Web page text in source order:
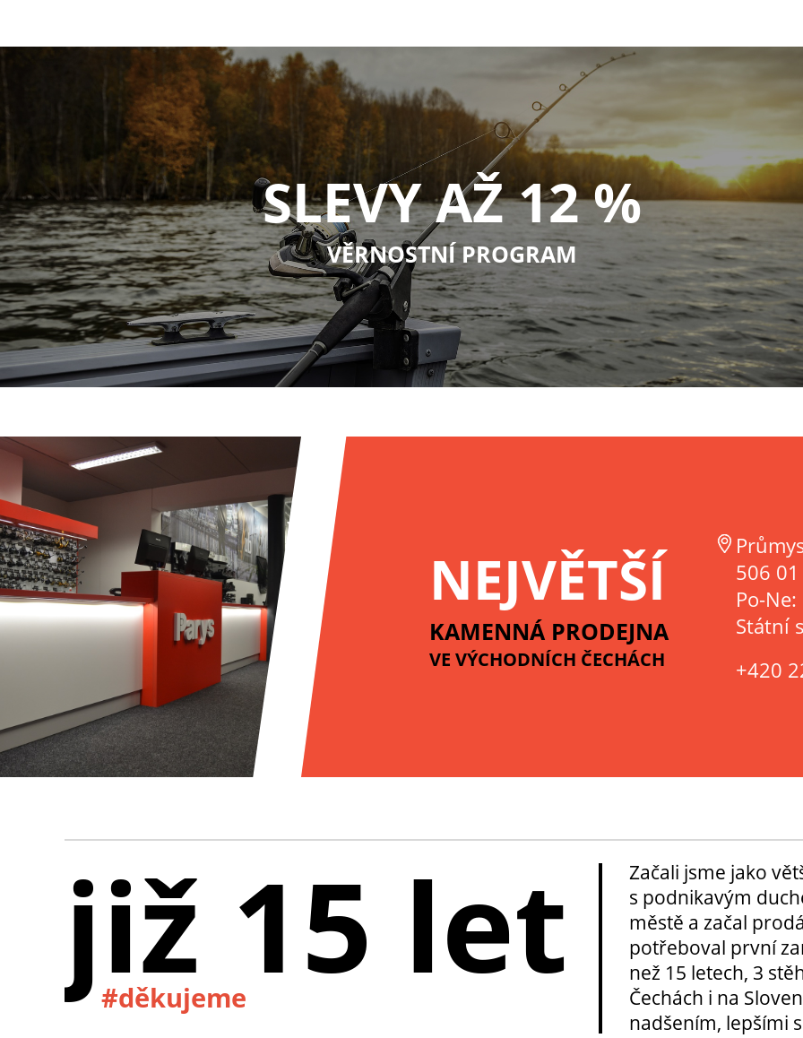
SLEVY AŽ 12 %
VĚRNOSTNÍ PROGRAM
NEJVĚTŠÍ
KAMENNÁ PRODEJNA
VE VÝCHODNÍCH ČECHÁCH
506 01
Po-
Státní
+420
již 15 let
#děkujeme
Začali jsme jako
s podnikavým
městě a začal
potřeboval první
než 15 letech, 3
Čechách i na
nadšením, lepšími